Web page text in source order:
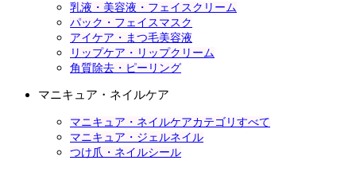
乳液・美容液・フェイスクリーム
パック・フェイスマスク
アイケア・まつ毛美容液
リップケア・リップクリーム
角質除去・ピーリング
マニキュア・ネイルケア
マニキュア・ネイルケアカテゴリすべて
マニキュア・ジェルネイル
つけ爪・ネイルシール